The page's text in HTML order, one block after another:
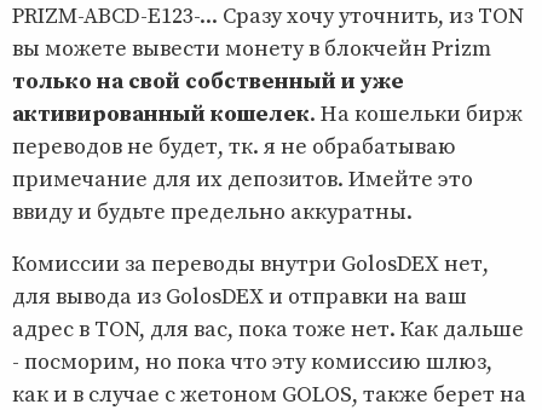
PRIZM-ABCD-E123-... Сразу хочу уточнить, из TON
вы можете вывести монету в блокчейн Prizm
только на свой собственный и уже
активированный кошелек. На кошельки бирж
переводов не будет, тк. я не обрабатываю
примечание для их депозитов. Имейте это
ввиду и будьте предельно аккуратны.
Комиссии за переводы внутри GolosDEX нет,
для вывода из GolosDEX и отправки на ваш
адрес в TON, для вас, пока тоже нет. Как дальше
- посморим, но пока что эту комиссию шлюз,
как и в случае с жетоном GOLOS, также берет на